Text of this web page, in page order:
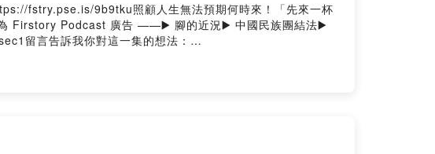
fstry.pse.is/9b9tku照顧人生無法預期何時來！「先來一杯
為 Firstory Podcast 廣告 ——▶️ 腳的近況▶️ 中國民族團結法▶️
留言告訴我你對這一集的想法：
Hosting